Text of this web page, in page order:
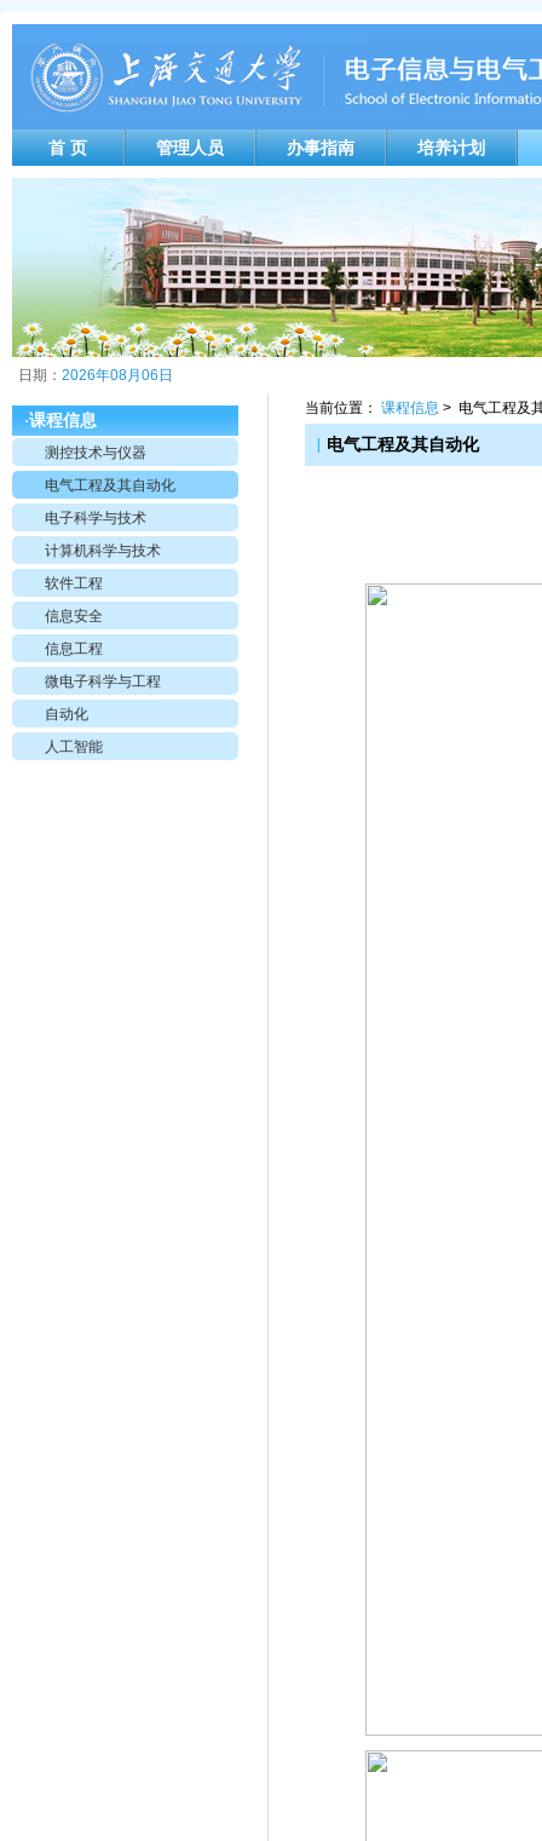
首 页 管理人员 办事指南 培养计划
日期： 2026年08月06日
·课程信息
测控技术与仪器
电气工程及其自动化
电子科学与技术
计算机科学与技术
软件工程
信息安全
信息工程
微电子科学与工程
自动化
人工智能
当前位置：课程信息 > 电气工程及
电气工程及其自动化